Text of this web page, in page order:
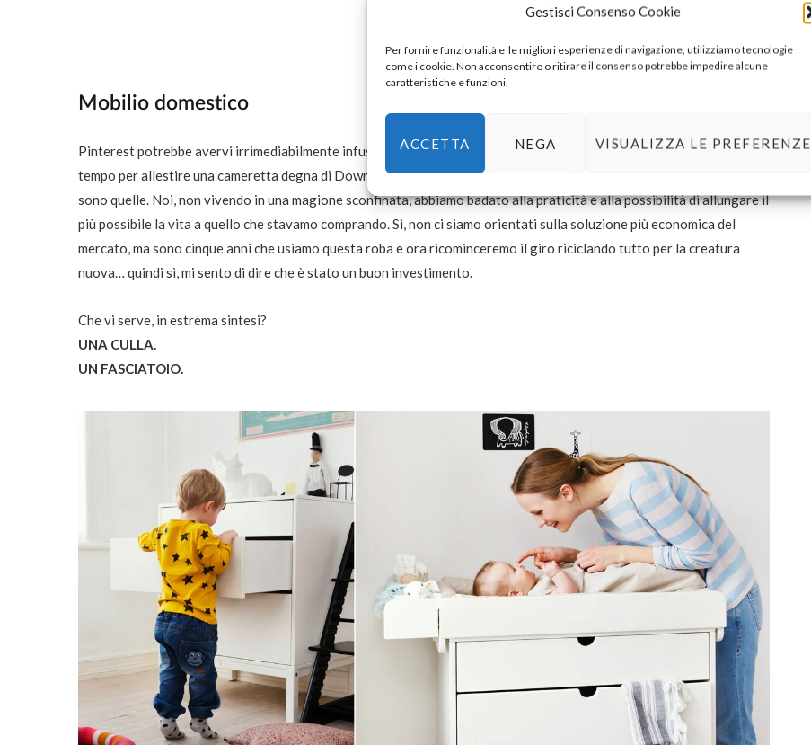
Gestisci Consenso Cookie
Per fornire funzionalità e le migliori esperienze di navigazione, utilizziamo tecnologie
come i cookie. Non acconsentire o ritirare il consenso potrebbe impedire alcune
caratteristiche e funzioni.
ACCETTA NEGA VISUALIZZA LE PREFERENZE
Mobilio domestico
Pinterest potrebbe avervi irrimediabilmente infuso un senso preventivo di sconfitta, ma facciamoci forza. Avrete
tempo per allestire una cameretta degna di Downton Abbey e vi auguro di poterci riuscire, se le vostre ambizioni
sono quelle. Noi, non vivendo in una magione sconfinata, abbiamo badato alla praticità e alla possibilità di allungare il
più possibile la vita a quello che stavamo comprando. Sì, non ci siamo orientati sulla soluzione più economica del
mercato, ma sono cinque anni che usiamo questa roba e ora ricominceremo il giro riciclando tutto per la creatura
nuova… quindi sì, mi sento di dire che è stato un buon investimento.
Che vi serve, in estrema sintesi?
UNA CULLA.
UN FASCIATOIO.